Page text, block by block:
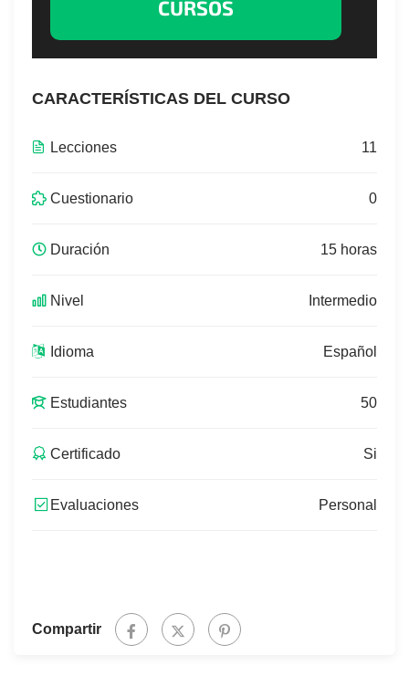
CURSOS
CARACTERÍSTICAS DEL CURSO
Lecciones 11
Cuestionario 0
Duración 15 horas
Nivel Intermedio
Idioma Español
Estudiantes 50
Certificado Si
Evaluaciones Personal
Compartir